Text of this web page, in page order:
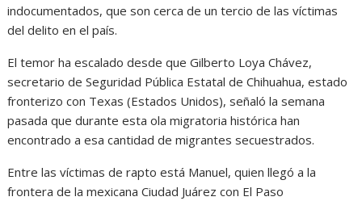
indocumentados, que son cerca de un tercio de las víctimas
del delito en el país.
El temor ha escalado desde que Gilberto Loya Chávez,
secretario de Seguridad Pública Estatal de Chihuahua, estado
fronterizo con Texas (Estados Unidos), señaló la semana
pasada que durante esta ola migratoria histórica han
encontrado a esa cantidad de migrantes secuestrados.
Entre las víctimas de rapto está Manuel, quien llegó a la
frontera de la mexicana Ciudad Juárez con El Paso